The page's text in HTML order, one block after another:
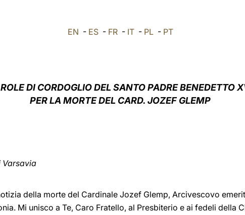
EN - ES- FR- IT- PL- PT
DI CORDOGLIO DEL SANTO PADRE BENEDETTO
PER LA MORTE DEL CARD. JOZEF GLEMP
Varsavia
della morte del Cardinale Jozef Glemp, Arcivescovo
Mi unisco a Te, Caro Fratello, al Presbiterio e ai fedeli della